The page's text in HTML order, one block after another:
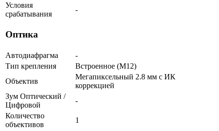
Условия
срабатывания
-
Оптика
Автодиафрагма
-
Тип крепления
Встроенное (М12)
Объектив
Мегапиксельный 2.8 мм c ИК
коррекцией
Зум Оптический /
Цифровой
-
Количество
объективов
1